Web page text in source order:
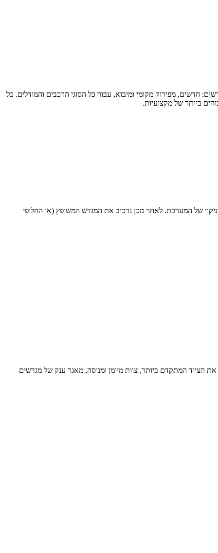
חדשים, מפירוק מקומי ומיבוא, עבור כל הסוגי הרכבים והמודלים. כל
של המערכת. לאחר מכן נרכיב את המגדש המשופץ (או החלופי
הציוד המתקדם ביותר, צוות מיומן ומנוסה, מאגר ענק של מגדשים